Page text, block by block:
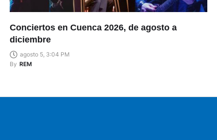
Conciertos en Cuenca 2026, de agosto a
diciembre
agosto 5, 3:04 PM
By REM